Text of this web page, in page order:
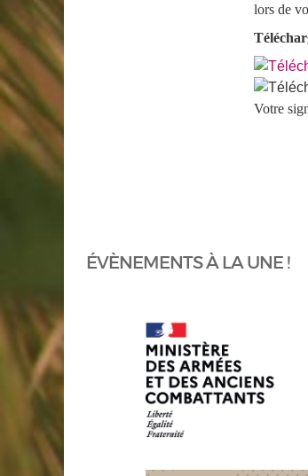
lors de
Votre
ÉVÈNEMENTS À LA UNE !